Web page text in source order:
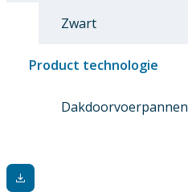
Zwart
Product technologie
Dakdoorvoerpannen